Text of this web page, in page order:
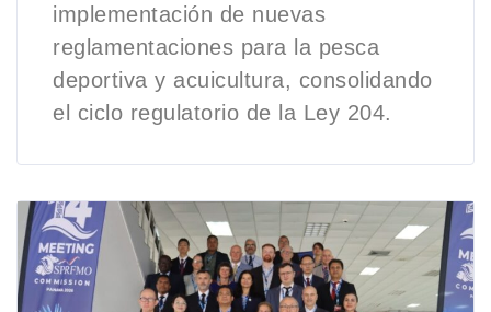
implementación de nuevas
reglamentaciones para la pesca
deportiva y acuicultura, consolidando
el ciclo regulatorio de la Ley 204.